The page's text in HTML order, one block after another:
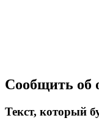
Сообщить об
Текст, который